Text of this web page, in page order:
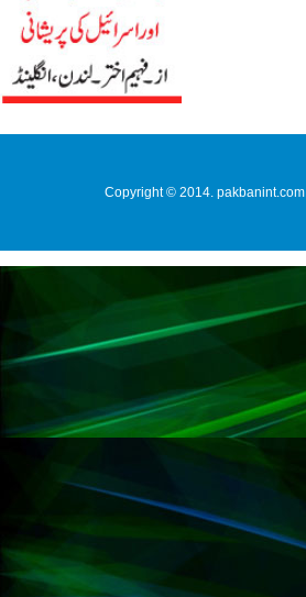
Copyright © 2014. pakbanint.com